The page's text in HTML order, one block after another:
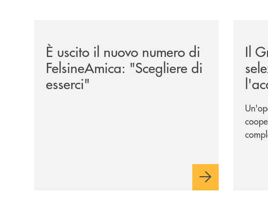
È uscito il nuovo numero di
FelsineAmica: "Scegliere di
esserci"
Il